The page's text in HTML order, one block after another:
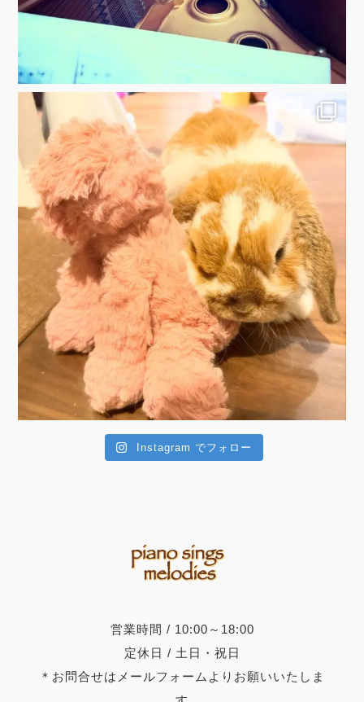
営業時間 / 10:00～18:00
定休日 / 土日・祝日
＊お問合せはメールフォームよりお願いいたしま
Instagram でフォロー